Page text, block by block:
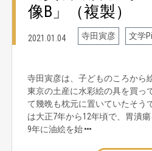
像B」（複製）
2021.01.04 寺田寅彦 文学
寺田寅彦は、子どものころから
東京の土産に水彩絵の具を買っ
て幾晩も枕元に置いていたそう
は大正7年から12年頃で、胃潰
9年に油絵を始